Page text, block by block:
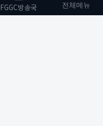
FGGC방송국 전체메뉴